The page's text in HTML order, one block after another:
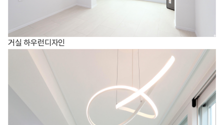
거실 하우런디자인